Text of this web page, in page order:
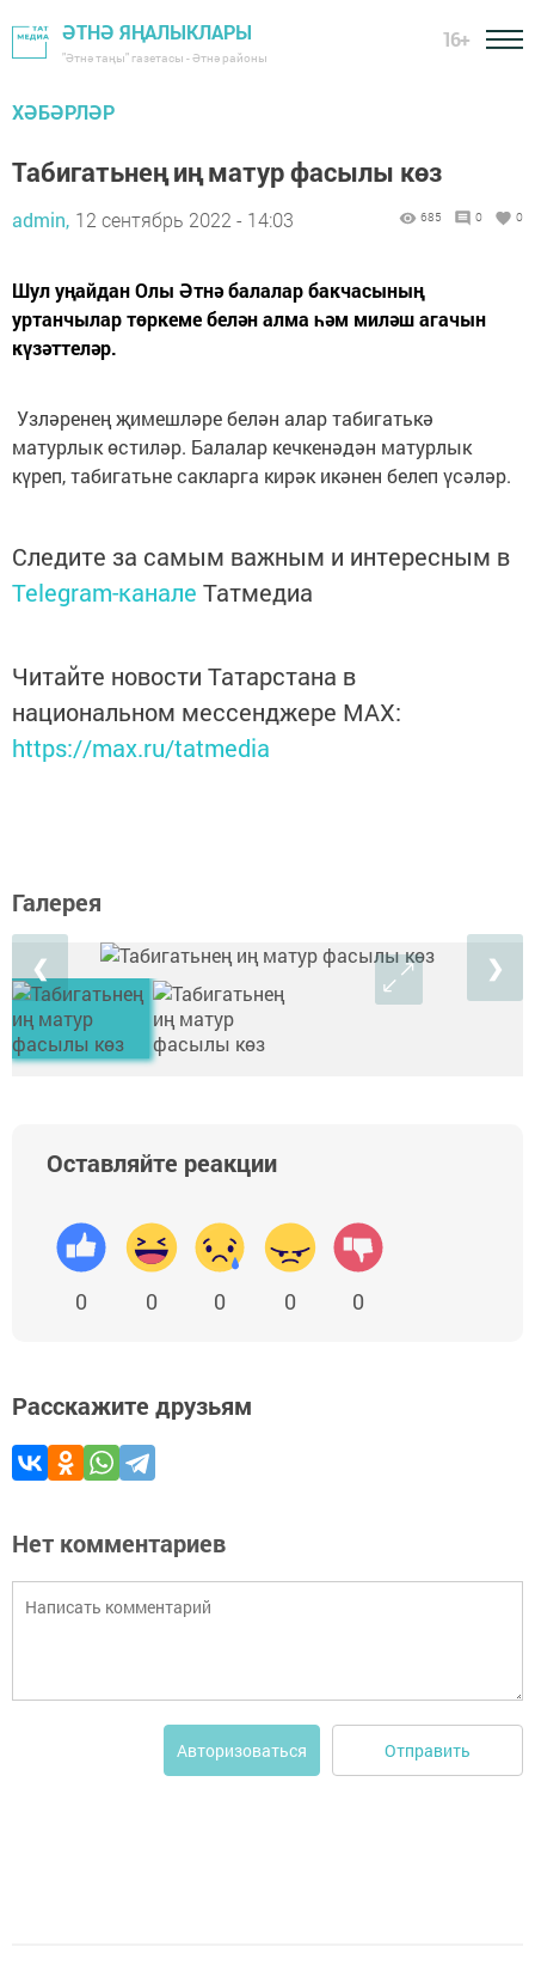
ӘТНӘ ЯҢАЛЫКЛАРЫ
"Әтнә таңы" газетасы - Әтнә районы
16+
ХӘБӘРЛӘР
Табигатьнең​ иң​ матур фасылы көз
admin, 12 сентябрь 2022 - 14:03 685 0 0
Шул уңайдан Олы Әтнә балалар бакчасының
уртанчылар төркеме белән алма һәм миләш агачын
күзәттеләр.
Узләренең​ җимешләре белән алар табигатькә​
матурлык өстиләр. Балалар кечкенәдән матурлык
күреп, табигатьне сакларга кирәк икәнен белеп үсәләр.
Следите за самым важным и интересным в
Telegram-канале Татмедиа
Читайте новости Татарстана в
национальном мессенджере MАХ:
https://max.ru/tatmedia
Галерея
❮ ❯
Оставляйте реакции
0 0 0 0 0
Расскажите друзьям
Нет комментариев
Авторизоваться Отправить